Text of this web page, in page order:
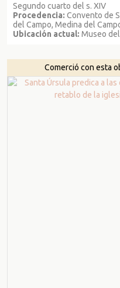
Segundo cuarto del s. XIV
Procedencia: Convento de
del Campo, Medina del
Ubicación actual: Museo del
Comerció con esta